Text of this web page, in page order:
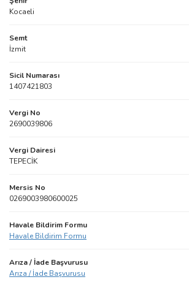
Kocaeli
Semt
İzmit
Sicil Numarası
1407421803
Vergi No
2690039806
Vergi Dairesi
TEPECİK
Mersis No
0269003980600025
Havale Bildirim Formu
Havale Bildirim Formu
Arıza / İade Başvurusu
Arıza / İade Başvurusu